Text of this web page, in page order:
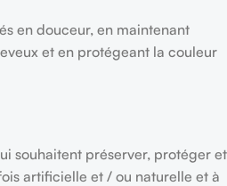
en douceur, en maintenant
et en protégeant la couleur
souhaitent préserver, protéger et
artificielle et / ou naturelle et à